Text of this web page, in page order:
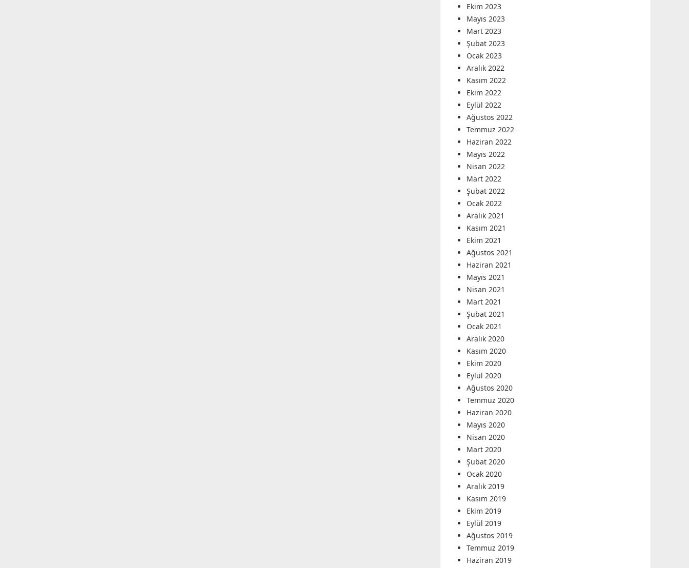
Ekim 2023
Mayıs 2023
Mart 2023
Şubat 2023
Ocak 2023
Aralık 2022
Kasım 2022
Ekim 2022
Eylül 2022
Ağustos 2022
Temmuz 2022
Haziran 2022
Mayıs 2022
Nisan 2022
Mart 2022
Şubat 2022
Ocak 2022
Aralık 2021
Kasım 2021
Ekim 2021
Ağustos 2021
Haziran 2021
Mayıs 2021
Nisan 2021
Mart 2021
Şubat 2021
Ocak 2021
Aralık 2020
Kasım 2020
Ekim 2020
Eylül 2020
Ağustos 2020
Temmuz 2020
Haziran 2020
Mayıs 2020
Nisan 2020
Mart 2020
Şubat 2020
Ocak 2020
Aralık 2019
Kasım 2019
Ekim 2019
Eylül 2019
Ağustos 2019
Temmuz 2019
Haziran 2019